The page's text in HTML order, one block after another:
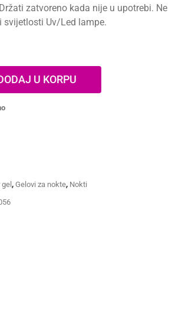
zatvoreno kada nije u upotrebi. Ne
svijetlosti Uv/Led lampe.
U KORPU
gel, Gelovi za nokte, Nokti